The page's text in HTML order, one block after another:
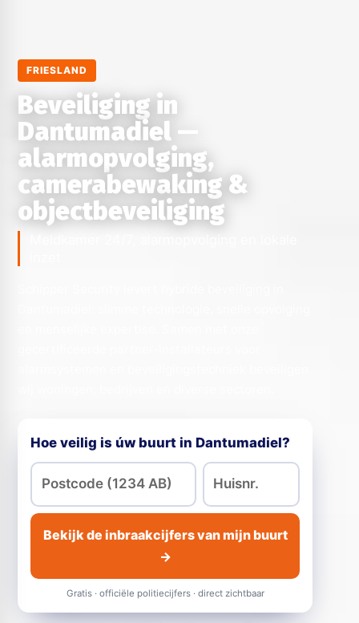
FRIESLAND
Beveiliging in
Dantumadiel —
alarmopvolging,
camerabewaking &
objectbeveiliging
Hoe veilig is úw buurt in Dantumadiel?
Bekijk de inbraakcijfers van mijn buurt
→
Gratis · officiële politiecijfers · direct zichtbaar